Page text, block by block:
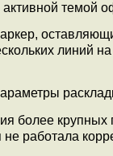
активной темой
линий
более
работала